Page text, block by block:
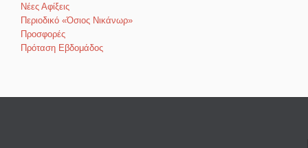
Νέες Αφίξεις
Περιοδικό «Όσιος Νικάνωρ»
Προσφορές
Πρόταση Εβδομάδος